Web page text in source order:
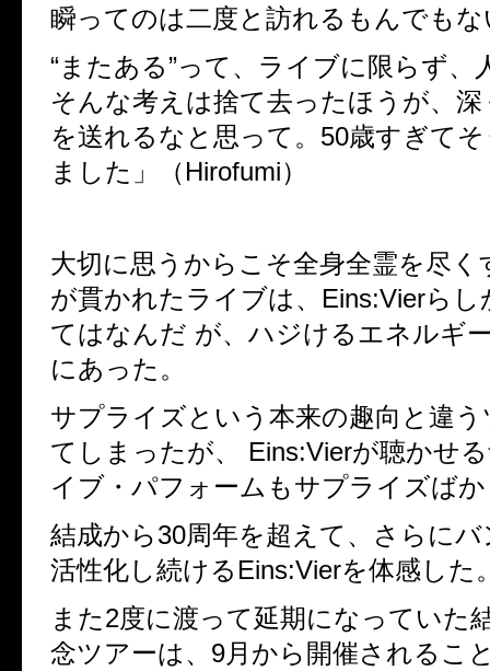
瞬ってのは二度と訪れるもんでも
“またある”って、ライブに限らず、
そんな考えは捨て去ったほうが、
を送れるなと思って。50歳すぎて
ました」（Hirofumi）
大切に思うからこそ全身全霊を尽く
が貫かれたライブは、Eins:Vierら
てはなんだ が、ハジけるエネルギ
にあった。
サプライズという本来の趣向と違
てしまったが、 Eins:Vierが聴かせ
イブ・パフォームもサプライズば
結成から30周年を超えて、さらに
活性化し続けるEins:Vierを体感した
また2度に渡って延期になっていた
念ツアーは、9月から開催されるこ